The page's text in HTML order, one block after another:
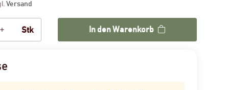
Versand
Stk In den Warenkorb